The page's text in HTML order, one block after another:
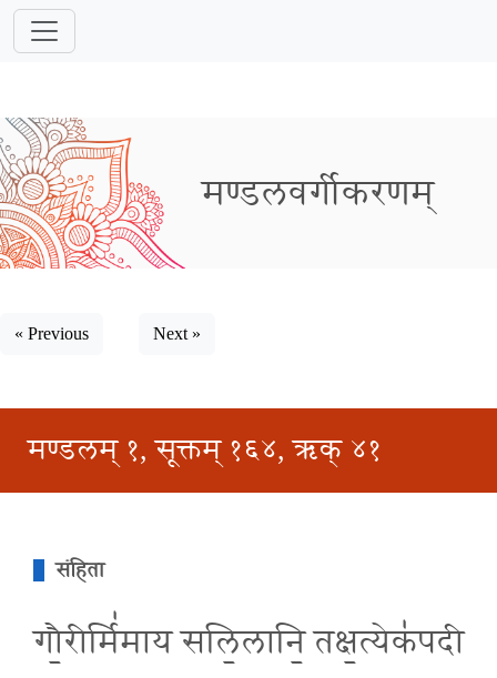
मण्डलवर्गीकरणम्
« Previous Next »
मण्डलम् १, सूक्तम् १६४, ऋक् ४१
संहिता
गौ॒रीर्मि॑माय सलि॒लानि॒ तक्ष॒त्येक॑पदी